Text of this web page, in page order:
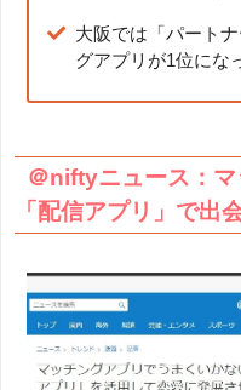
大阪では「パート
グアプリが1位にな
＠niftyニュース：
「配信アプリ」で出